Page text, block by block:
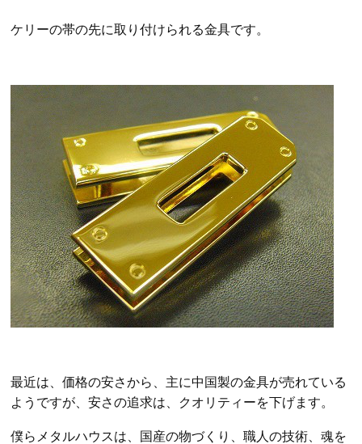
ケリーの帯の先に取り付けられる金具です。
最近は、価格の安さから、主に中国製の金具が売れている
ようですが、安さの追求は、クオリティーを下げます。
僕らメタルハウスは、国産の物づくり、職人の技術、魂を